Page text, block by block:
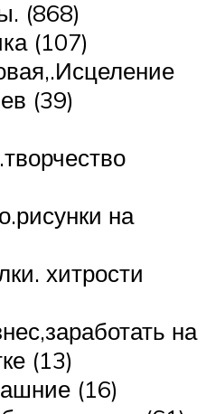
(868)
(107)
(39)
на
хитрости
на
(13)
(16)